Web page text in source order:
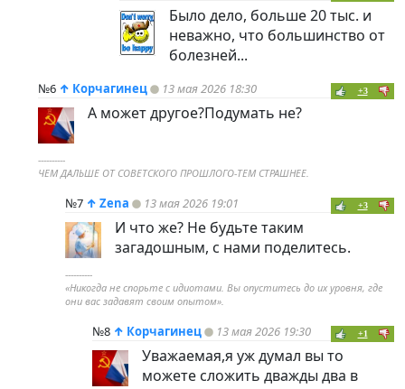
Было дело, больше 20 тыс. и
неважно, что большинство от
болезней...
№6 ↑ Корчагинец 13 мая 2026 18:30 +3
А может другое?Подумать не?
----------
ЧЕМ ДАЛЬШЕ ОТ СОВЕТСКОГО ПРОШЛОГО-ТЕМ СТРАШНЕЕ.
№7 ↑ Zena 13 мая 2026 19:01 +3
И что же? Не будьте таким
загадошным, с нами поделитесь.
----------
«Никогда не спорьте с идиотами. Вы опуститесь до их уровня, где
они вас задавят своим опытом».
№8 ↑ Корчагинец 13 мая 2026 19:30 +1
Уважаемая,я уж думал вы то
можете сложить дважды два в